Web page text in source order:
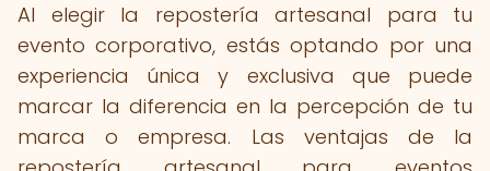
Al elegir la repostería artesanal para tu
evento corporativo, estás optando por una
experiencia única y exclusiva que puede
marcar la diferencia en la percepción de tu
marca o empresa. Las ventajas de la